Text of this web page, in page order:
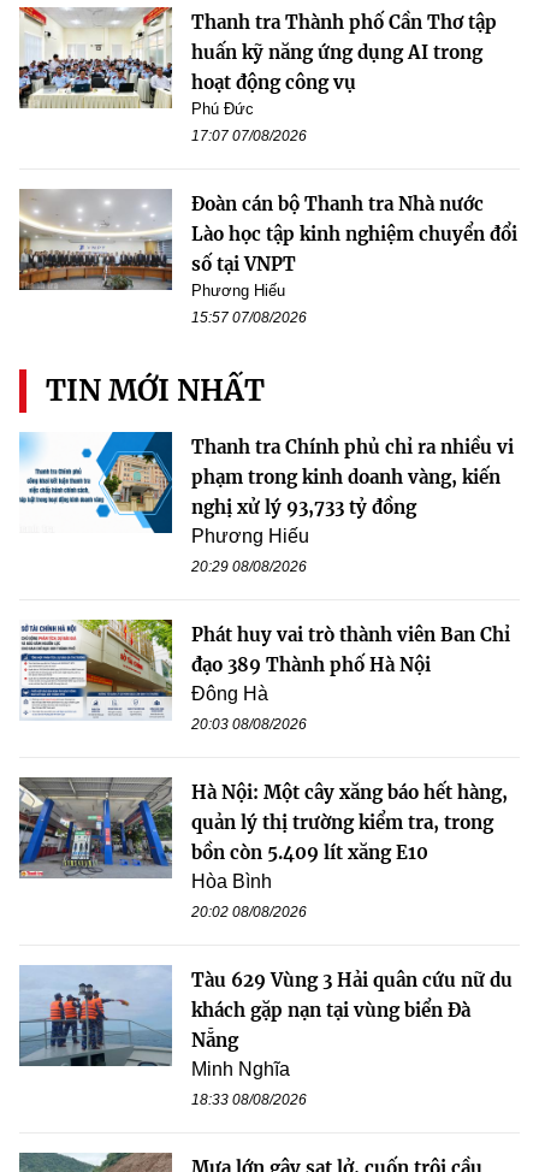
Thanh tra Thành phố Cần Thơ tập
huấn kỹ năng ứng dụng AI trong
hoạt động công vụ
Phú Đức
17:07 07/08/2026
Đoàn cán bộ Thanh tra Nhà nước
Lào học tập kinh nghiệm chuyển đổi
số tại VNPT
Phương Hiếu
15:57 07/08/2026
TIN MỚI NHẤT
Thanh tra Chính phủ chỉ ra nhiều vi
phạm trong kinh doanh vàng, kiến
nghị xử lý 93,733 tỷ đồng
Phương Hiếu
20:29 08/08/2026
Phát huy vai trò thành viên Ban Chỉ
đạo 389 Thành phố Hà Nội
Đông Hà
20:03 08/08/2026
Hà Nội: Một cây xăng báo hết hàng,
quản lý thị trường kiểm tra, trong
bồn còn 5.409 lít xăng E10
Hòa Bình
20:02 08/08/2026
Tàu 629 Vùng 3 Hải quân cứu nữ du
khách gặp nạn tại vùng biển Đà
Nẵng
Minh Nghĩa
18:33 08/08/2026